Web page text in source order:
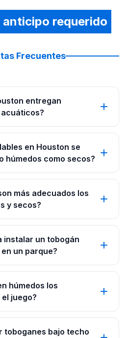
anticipo requerido
Frecuentes
entregan
en Houston se
húmedos como secos?
más adecuados los
y secos?
instalar un tobogán
un parque?
húmedos los
juego?
toboganes bajo techo